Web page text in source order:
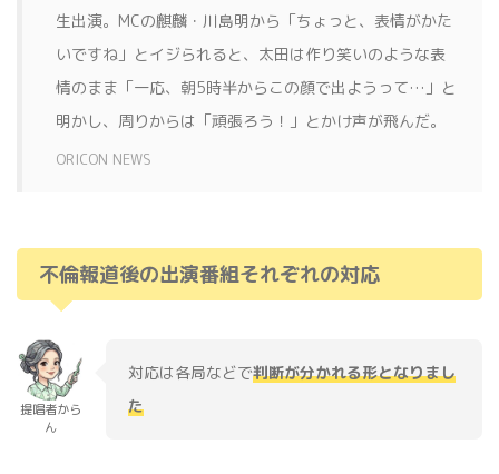
生出演。MCの麒麟・川島明から「ちょっと、表情がかた
いですね」とイジられると、太田は作り笑いのような表
情のまま「一応、朝5時半からこの顔で出ようって…」と
明かし、周りからは「頑張ろう！」とかけ声が飛んだ。
ORICON NEWS
不倫報道後の出演番組それぞれの対応
提唱者から
ん
対応は各局などで判断が分かれる形となりまし
た